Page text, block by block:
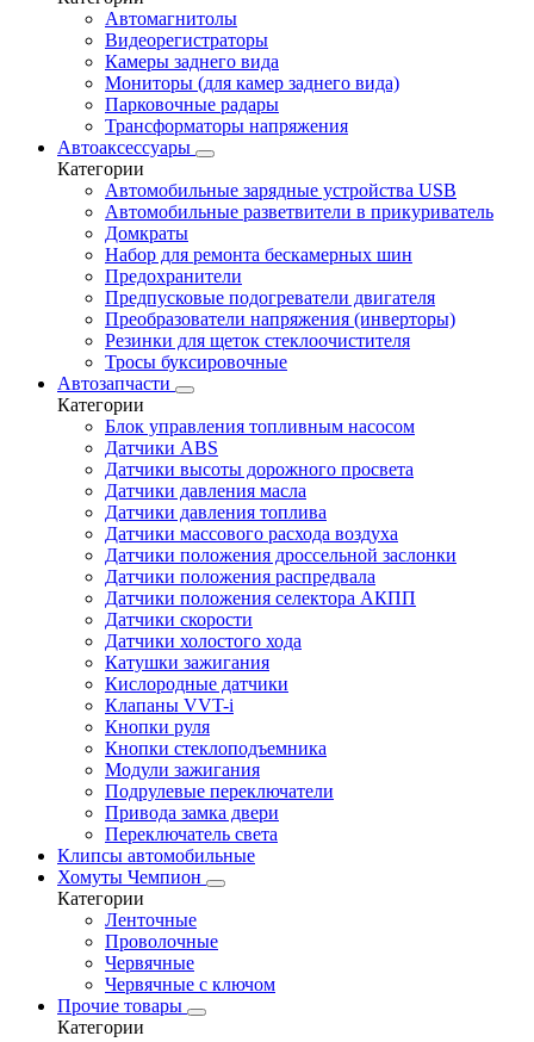
Автомагнитолы
Видеорегистраторы
Камеры заднего вида
Мониторы (для камер заднего вида)
Парковочные радары
Трансформаторы напряжения
Автоаксессуары
Категории
Автомобильные зарядные устройства USB
Автомобильные разветвители в прикуриватель
Домкраты
Набор для ремонта бескамерных шин
Предохранители
Предпусковые подогреватели двигателя
Преобразователи напряжения (инверторы)
Резинки для щеток стеклоочистителя
Тросы буксировочные
Автозапчасти
Категории
Блок управления топливным насосом
Датчики ABS
Датчики высоты дорожного просвета
Датчики давления масла
Датчики давления топлива
Датчики массового расхода воздуха
Датчики положения дроссельной заслонки
Датчики положения распредвала
Датчики положения селектора АКПП
Датчики скорости
Датчики холостого хода
Катушки зажигания
Кислородные датчики
Клапаны VVT-i
Кнопки руля
Кнопки стеклоподъемника
Модули зажигания
Подрулевые переключатели
Привода замка двери
Переключатель света
Клипсы автомобильные
Хомуты Чемпион
Категории
Ленточные
Проволочные
Червячные
Червячные с ключом
Прочие товары
Категории